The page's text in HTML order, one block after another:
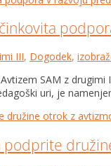
III, Dogodek,
SAM z
uri, je